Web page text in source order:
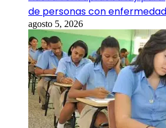
de personas con
agosto 5, 2026